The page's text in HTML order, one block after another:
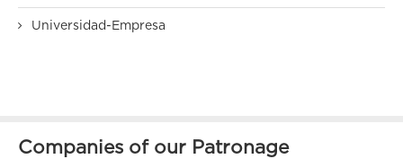
Universidad-Empresa
Companies of our Patronage